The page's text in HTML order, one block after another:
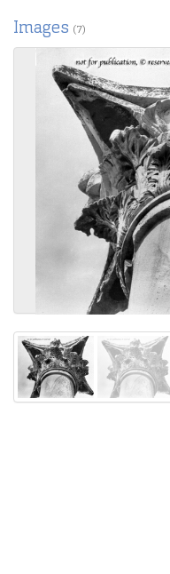
Images (7)